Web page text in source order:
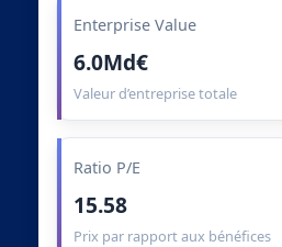
Enterprise Value
6.0Md€
Valeur d’entreprise totale
Ratio P/E
15.58
Prix par rapport aux bénéfices